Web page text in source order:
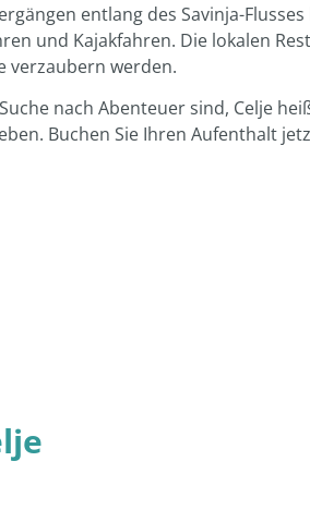
entlang des Savinja-
und Kajakfahren. Die lokalen
verzaubern werden.
nach Abenteuer sind, Celje
Buchen Sie Ihren Aufenthalt